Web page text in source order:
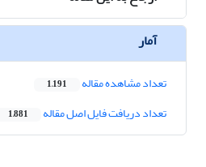
آمار
تعداد مشاهده مقاله 1,191
تعداد دریافت فایل اصل مقاله 1,881